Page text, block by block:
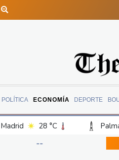
POLÍTICA ECONOMÍA DEPORTE
Madrid 28 °C
Canary Islands
--